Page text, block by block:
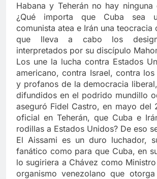
Habana y Teherán no hay ninguna
¿Qué importa que Cuba sea
comunista atea e Irán una teocracia
que lleva a cabo los
interpretados por su discípulo
Los une la lucha contra Estados
americano, contra Israel, contra
y profanos de la democracia
difundidos en el podrido mundillo
aseguró Fidel Castro, en mayo del
oficial en Teherán, que Cuba e
rodillas a Estados Unidos? De eso
El Aissami es un duro luchador,
fanático como para que Cuba, en
lo sugiriera a Chávez como
organismo venezolano que